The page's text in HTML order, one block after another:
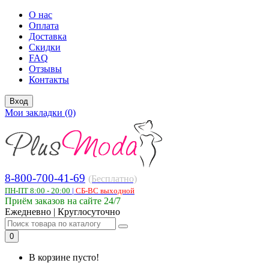
О нас
Оплата
Доставка
Скидки
FAQ
Отзывы
Контакты
Вход
Мои закладки (0)
8-800-700-41-69 (Бесплатно)
ПН-ПТ 8:00 - 20:00 | СБ-ВС выходной
Приём заказов на сайте 24/7
Ежедневно | Круглосуточно
0
В корзине пусто!